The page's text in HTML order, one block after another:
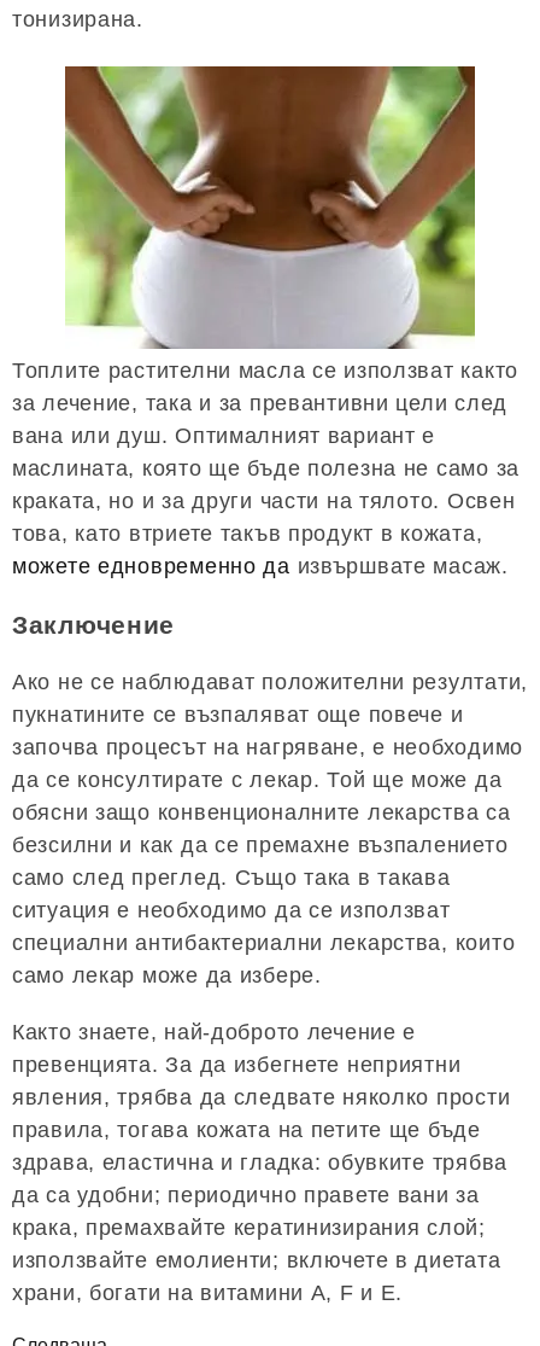
тонизирана.
Топлите растителни масла се използват както
за лечение, така и за превантивни цели след
вана или душ. Оптималният вариант е
маслината, която ще бъде полезна не само за
краката, но и за други части на тялото. Освен
това, като втриете такъв продукт в кожата,
можете едновременно да извършвате масаж.
Заключение
Ако не се наблюдават положителни резултати,
пукнатините се възпаляват още повече и
започва процесът на нагряване, е необходимо
да се консултирате с лекар. Той ще може да
обясни защо конвенционалните лекарства са
безсилни и как да се премахне възпалението
само след преглед. Също така в такава
ситуация е необходимо да се използват
специални антибактериални лекарства, които
само лекар може да избере.
Както знаете, най-доброто лечение е
превенцията. За да избегнете неприятни
явления, трябва да следвате няколко прости
правила, тогава кожата на петите ще бъде
здрава, еластична и гладка: обувките трябва
да са удобни; периодично правете вани за
крака, премахвайте кератинизирания слой;
използвайте емолиенти; включете в диетата
храни, богати на витамини А, F и Е.